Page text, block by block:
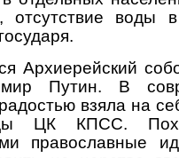
отсутствие воды
Архиерейский
Путин. В
взяла на
ЦК КПСС.
православные